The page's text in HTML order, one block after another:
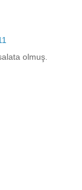
olmuş.